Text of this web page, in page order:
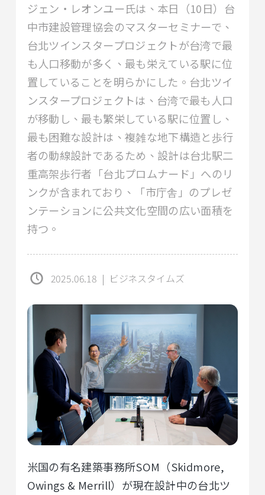
ジェン・レオンユー氏は、本日（10日）台
中市建設管理協会のマスターセミナーで、
台北ツインスタープロジェクトが台湾で最
も人口移動が多く、最も栄えている駅に位
置していることを明らかにした。台北ツイ
ンスタープロジェクトは、台湾で最も人口
が移動し、最も繁栄している駅に位置し、
最も困難な設計は、複雑な地下構造と歩行
者の動線設計であるため、設計は台北駅二
重高架歩行者「台北プロムナード」へのリ
ンクが含まれており、「市庁舎」のプレゼ
ンテーションに公共文化空間の広い面積を
持つ。
2025.06.18 | ビジネスタイムズ
米国の有名建築事務所SOM（Skidmore,
Owings & Merrill）が現在設計中の台北ツ